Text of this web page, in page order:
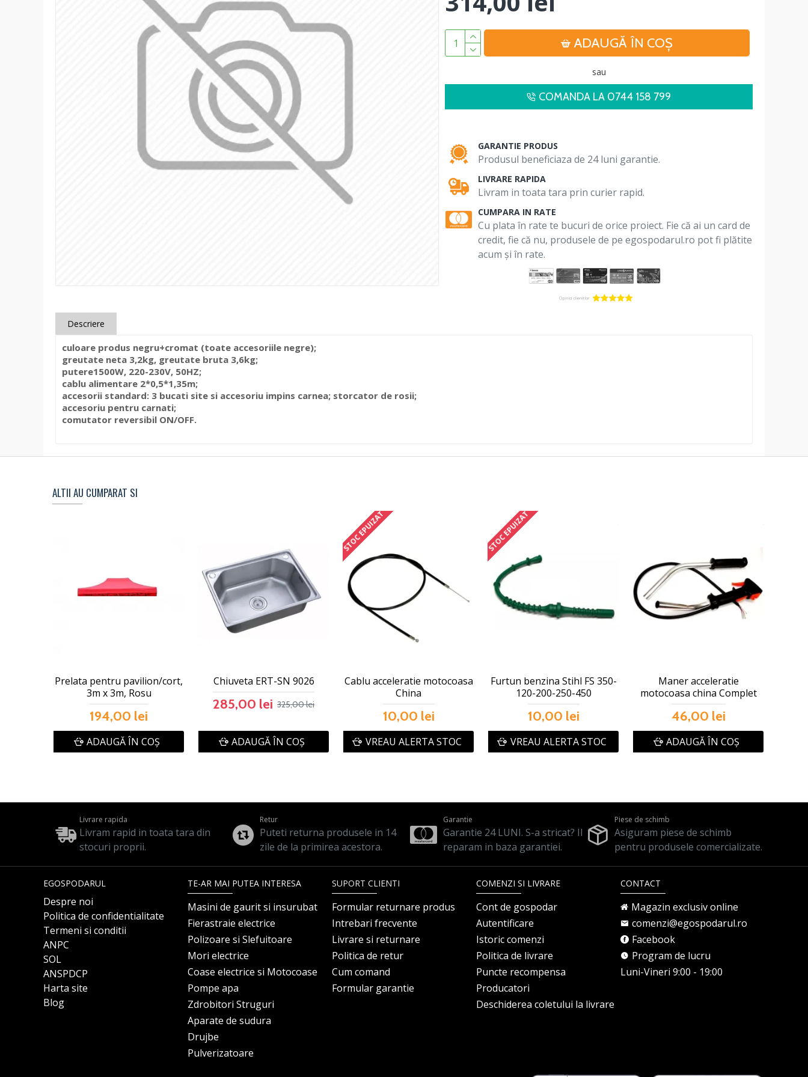
ADAUGĂ ÎN COŞ
sau
COMANDA LA 0744 158 799
GARANTIE PRODUS
Produsul beneficiaza de 24 luni garantie.
LIVRARE RAPIDA
Livram in toata tara prin curier rapid.
CUMPARA IN RATE
Cu plata în rate te bucuri de orice proiect. Fie că ai un card de
credit, fie că nu, produsele de pe egospodarul.ro pot fi plătite
acum și în rate.
Descriere
culoare produs negru+cromat (toate accesoriile negre);
greutate neta 3,2kg, greutate bruta 3,6kg;
putere1500W, 220-230V, 50HZ;
cablu alimentare 2*0,5*1,35m;
accesorii standard: 3 bucati site si accesoriu impins carnea; storcator de rosii;
accesoriu pentru carnati;
comutator reversibil ON/OFF.
ALTII AU CUMPARAT SI
Prelata pentru pavilion/cort,
3m x 3m, Rosu
194,00 lei
ADAUGĂ ÎN COŞ
Chiuveta ERT-SN 9026
285,00 lei 325,00 lei
ADAUGĂ ÎN COŞ
STOC EPUIZAT
Cablu acceleratie motocoasa
China
10,00 lei
VREAU ALERTA STOC
STOC EPUIZAT
Furtun benzina Stihl FS 350-
120-200-250-450
10,00 lei
VREAU ALERTA STOC
Maner acceleratie
motocoasa china Complet
46,00 lei
ADAUGĂ ÎN COŞ
Livrare rapida
Livram rapid in toata tara din
stocuri proprii.
Retur
Puteti returna produsele in 14
zile de la primirea acestora.
Garantie
Garantie 24 LUNI. S-a stricat? Il
reparam in baza garantiei.
Piese de schimb
Asiguram piese de schimb
pentru produsele comercializate.
EGOSPODARUL
Despre noi
Politica de confidentialitate
Termeni si conditii
ANPC
SOL
ANSPDCP
Harta site
Blog
TE-AR MAI PUTEA INTERESA
Masini de gaurit si insurubat
Fierastraie electrice
Polizoare si Slefuitoare
Mori electrice
Coase electrice si Motocoase
Pompe apa
Zdrobitori Struguri
Aparate de sudura
Drujbe
Pulverizatoare
SUPORT CLIENTI
Formular returnare produs
Intrebari frecvente
Livrare si returnare
Politica de retur
Cum comand
Formular garantie
COMENZI SI LIVRARE
Cont de gospodar
Autentificare
Istoric comenzi
Politica de livrare
Puncte recompensa
Producatori
Deschiderea coletului la livrare
CONTACT
Magazin exclusiv online
comenzi@egospodarul.ro
Facebook
Program de lucru
Luni-Vineri 9:00 - 19:00